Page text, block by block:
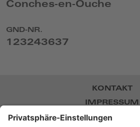
Conches-en-Ouche
GND-NR.
123243637
KONTAKT
IMPRESSUM
DATENSCHUTZ